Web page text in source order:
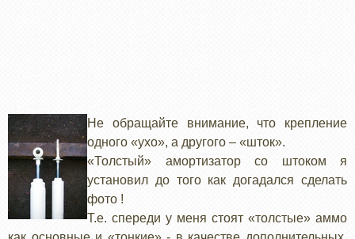
Не обращайте внимание, что крепление
одного «ухо», а другого – «шток».
«Толстый» амортизатор со штоком я
установил до того как догадался сделать
фото !
Т.е. спереди у меня стоят «толстые» аммо